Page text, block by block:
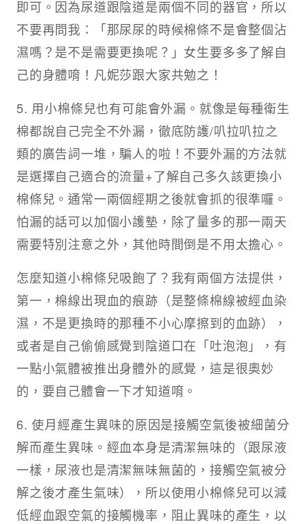
即可。因為尿道跟陰道是兩個不同的器官，所以
不要再問我：「那尿尿的時候棉條不是會整個沾
濕嗎？是不是需要更換呢？」女生要多多了解自
己的身體唷！凡妮莎跟大家共勉之！
5. 用小棉條兒也有可能會外漏。就像是每種衛生
棉都說自己完全不外漏，徹底防護/叭拉叭拉之
類的廣告詞一堆，騙人的啦！不要外漏的方法就
是選擇自己適合的流量+了解自己多久該更換小
棉條兒。通常一兩個經期之後就會抓的很準囉。
怕漏的話可以加個小護墊，除了量多的那一兩天
需要特別注意之外，其他時間倒是不用太擔心。
怎麼知道小棉條兒吸飽了？我有兩個方法提供，
第一，棉線出現血的痕跡（是整條棉線被經血染
濕，不是更換時的那種不小心摩擦到的血跡），
或者是自己偷偷感覺到陰道口在「吐泡泡」，有
一點小氣體被推出身體外的感覺，這是很奧妙
的，要自己體會一下才知道唷。
6. 使月經產生異味的原因是接觸空氣後被細菌分
解而產生異味。經血本身是清潔無味的（跟尿液
一樣，尿液也是清潔無味無菌的，接觸空氣被分
解之後才產生氣味），所以使用小棉條兒可以減
低經血跟空氣的接觸機率，阻止異味的產生，以